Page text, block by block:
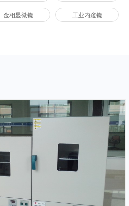
金相显微镜 工业内窥镜